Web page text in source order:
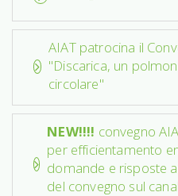
AIAT patrocina il
"Discarica, un
circolare"
NEW!!!! convegno
per efficientamento
domande e risposte
del convegno sul